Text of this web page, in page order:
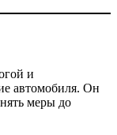
и
автомобиля. Он
меры до